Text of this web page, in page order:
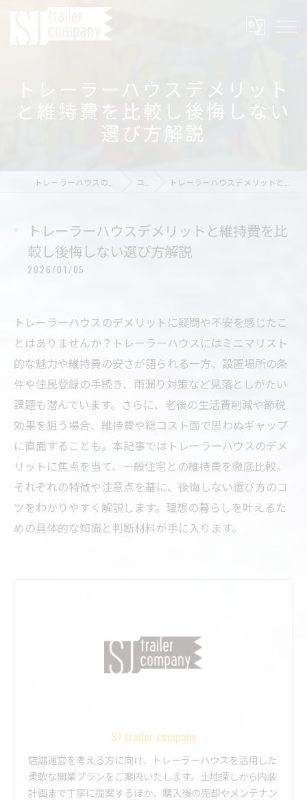
トレーラーハウスデメリット
と維持費を比較し後悔しない
選び方解説
コラム トレーラーハウスデメリットと維持費を比較し後悔しない選び方解説
トレーラーハウスデメリットと維持費を比
較し後悔しない選び方解説
2026/01/05
トレーラーハウスのデメリットに疑問や不安を感じたこ
とはありませんか？トレーラーハウスにはミニマリスト
的な魅力や維持費の安さが語られる一方、設置場所の条
件や住民登録の手続き、雨漏り対策など見落としがたい
課題も潜んでいます。さらに、老後の生活費削減や節税
効果を狙う場合、維持費や総コスト面で思わぬギャップ
に直面することも。本記事ではトレーラーハウスのデメ
リットに焦点を当て、一般住宅との維持費を徹底比較。
それぞれの特徴や注意点を基に、後悔しない選び方のコ
ツをわかりやすく解説します。理想の暮らしを叶えるた
めの具体的な知識と判断材料が手に入ります。
SJ trailer company
店舗運営を考える方に向け、トレーラーハウスを活用した
柔軟な開業プランをご案内いたします。土地探しから内装
計画まで丁寧に提案するほか、購入後の売却やメンテナン